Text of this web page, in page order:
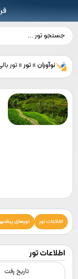
نوآوران»تور»تور
اطلاعات تور تورهای
اطلاعات تور
تاریخ رفت